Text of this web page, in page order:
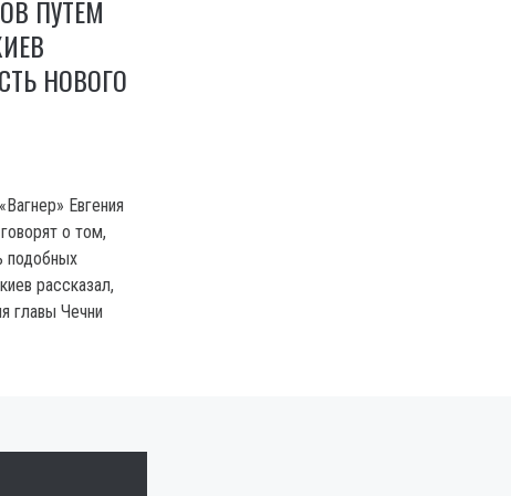
ПУТЕМ
НОВОГО
Евгения
о том,
подобных
рассказал,
главы Чечни